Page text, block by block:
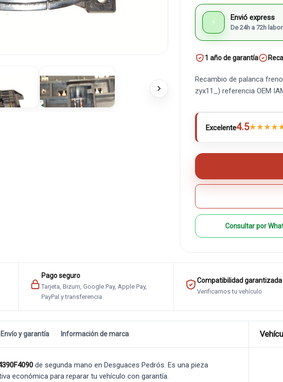
⚡ Envió express
De 24h a 72h
1 año de garantía
Recambio de palanca
zyx11_) referencia OEM
Excelente4.5★★★★
Consultar por
Pago seguro
Tarjeta, Bizum, Google Pay, Apple Pay,
PayPal y transferencia
Compatibilidad garantizada
Verificamos tu vehículo
Envío y garantía Información de marca
de segunda mano en Desguaces Pedrós. Es una pieza
económica para reparar tu vehículo con garantía.